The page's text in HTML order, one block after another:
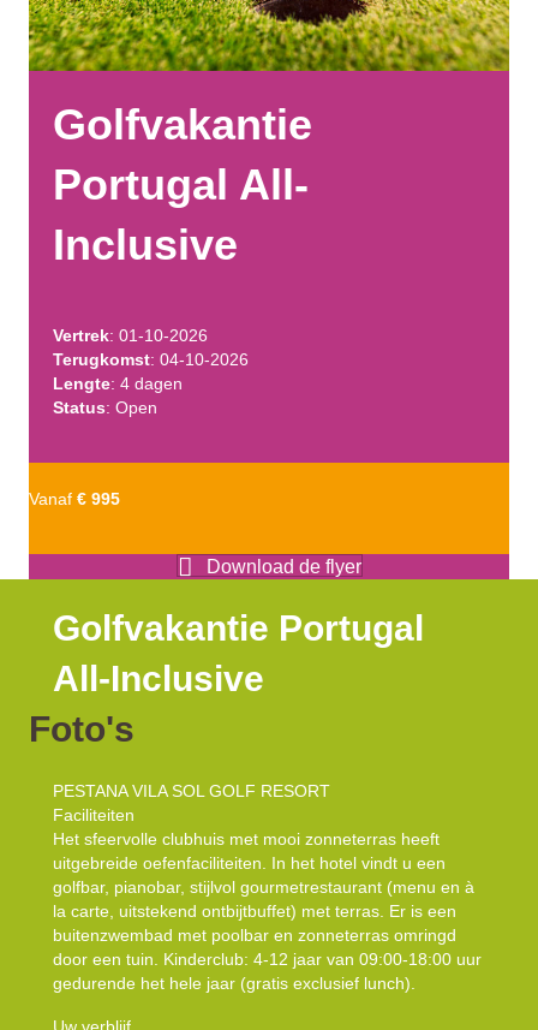
Golfvakantie
Portugal All-
Inclusive
Vertrek: 01-10-2026
Terugkomst: 04-10-2026
Lengte: 4 dagen
Status: Open
Vanaf € 995
Download de flyer
Golfvakantie Portugal
All-Inclusive
Foto's
PESTANA VILA SOL GOLF RESORT
Faciliteiten
Het sfeervolle clubhuis met mooi zonneterras heeft
uitgebreide oefenfaciliteiten. In het hotel vindt u een
golfbar, pianobar, stijlvol gourmetrestaurant (menu en à
la carte, uitstekend ontbijtbuffet) met terras. Er is een
buitenzwembad met poolbar en zonneterras omringd
door een tuin. Kinderclub: 4-12 jaar van 09:00-18:00 uur
gedurende het hele jaar (gratis exclusief lunch).